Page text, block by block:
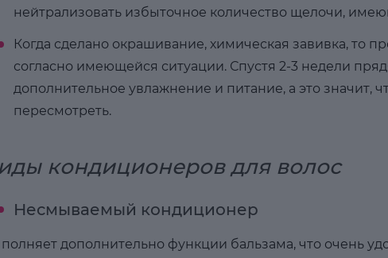
нейтрализовать избыточное количество щелочи,
Когда сделано окрашивание, химическая завивка, то
согласно имеющейся ситуации. Спустя 2-3 недели
дополнительное увлажнение и питание, а это значит,
пересмотреть.
кондиционеров для волос
Несмываемый кондиционер
дополнительно функции бальзама, что очень